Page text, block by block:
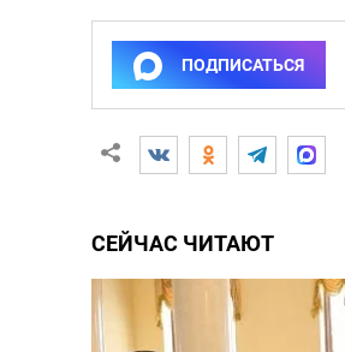
ПОДПИСАТЬСЯ
СЕЙЧАС ЧИТАЮТ